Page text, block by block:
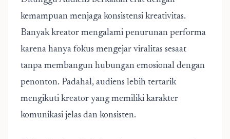
kemampuan menjaga konsistensi kreativitas.
Banyak kreator mengalami penurunan performa
karena hanya fokus mengejar viralitas sesaat
tanpa membangun hubungan emosional dengan
penonton. Padahal, audiens lebih tertarik
mengikuti kreator yang memiliki karakter
komunikasi jelas dan konsisten.